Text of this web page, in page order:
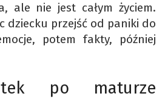
ale nie jest całym życiem.
dziecku przejść od paniki do
potem fakty, później
po maturze